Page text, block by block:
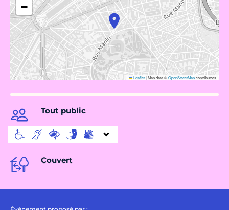
−
Leaflet|Map data ©OpenStreetMapcontributors
Tout public
Couvert